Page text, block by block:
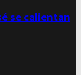
se calientan